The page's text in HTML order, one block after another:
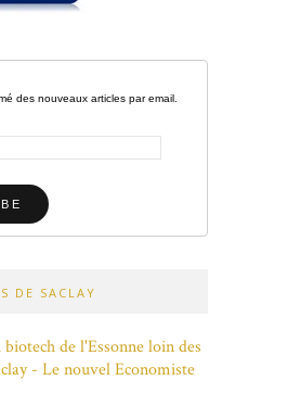
des nouveaux articles par email.
DE SACLAY
de l'Essonne loin des
- Le nouvel Economiste